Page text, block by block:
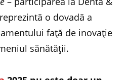
o dovadă a
față de inovație
sănătății.